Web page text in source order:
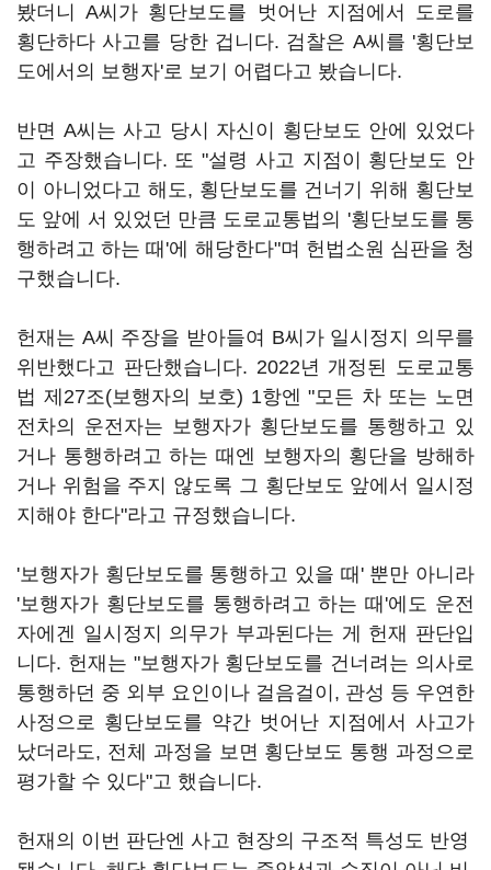
봤더니 A씨가 횡단보도를 벗어난 지점에서 도로를
횡단하다 사고를 당한 겁니다. 검찰은 A씨를 '횡단보
도에서의 보행자'로 보기 어렵다고 봤습니다.
반면 A씨는 사고 당시 자신이 횡단보도 안에 있었다
고 주장했습니다. 또 "설령 사고 지점이 횡단보도 안
이 아니었다고 해도, 횡단보도를 건너기 위해 횡단보
도 앞에 서 있었던 만큼 도로교통법의 '횡단보도를 통
행하려고 하는 때'에 해당한다"며 헌법소원 심판을 청
구했습니다.
헌재는 A씨 주장을 받아들여 B씨가 일시정지 의무를
위반했다고 판단했습니다. 2022년 개정된 도로교통
법 제27조(보행자의 보호) 1항엔 "모든 차 또는 노면
전차의 운전자는 보행자가 횡단보도를 통행하고 있
거나 통행하려고 하는 때엔 보행자의 횡단을 방해하
거나 위험을 주지 않도록 그 횡단보도 앞에서 일시정
지해야 한다"라고 규정했습니다.
'보행자가 횡단보도를 통행하고 있을 때' 뿐만 아니라
'보행자가 횡단보도를 통행하려고 하는 때'에도 운전
자에겐 일시정지 의무가 부과된다는 게 헌재 판단입
니다. 헌재는 "보행자가 횡단보도를 건너려는 의사로
통행하던 중 외부 요인이나 걸음걸이, 관성 등 우연한
사정으로 횡단보도를 약간 벗어난 지점에서 사고가
났더라도, 전체 과정을 보면 횡단보도 통행 과정으로
평가할 수 있다"고 했습니다.
헌재의 이번 판단엔 사고 현장의 구조적 특성도 반영